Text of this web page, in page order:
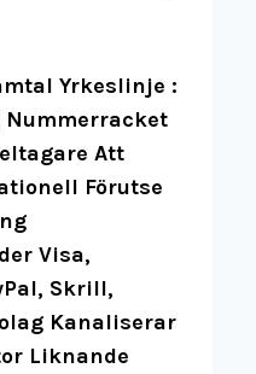
Yrkeslinje :
Nummerracket
Att
Förutse
Visa,
Skrill,
Kanaliserar
Liknande